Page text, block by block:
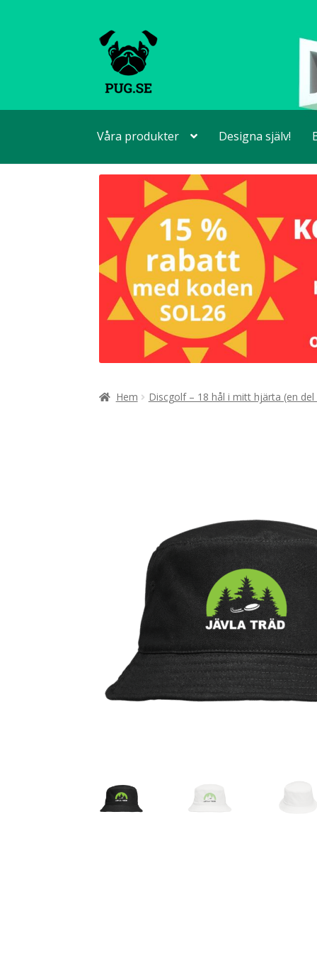
Hoppa
till
navigering
Hoppa
till
innehåll
Våra produkter Designa själv!
Hem Discgolf – 18 hål i mitt hjärta (en del